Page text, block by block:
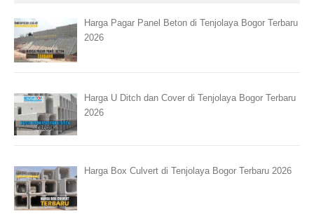
Harga Pagar Panel Beton di Tenjolaya Bogor Terbaru
2026
Harga U Ditch dan Cover di Tenjolaya Bogor Terbaru
2026
Harga Box Culvert di Tenjolaya Bogor Terbaru 2026